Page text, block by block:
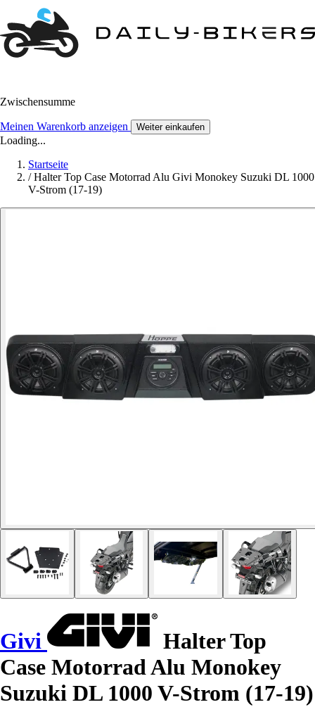
Zwischensumme
Meinen Warenkorb anzeigen Weiter einkaufen
Loading...
Startseite
/ Halter Top Case Motorrad Alu Givi Monokey Suzuki DL 1000
V-Strom (17-19)
Givi
Halter Top
Case Motorrad Alu Monokey
Suzuki DL 1000 V-Strom (17-19)